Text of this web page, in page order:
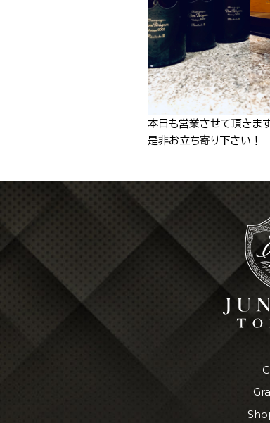
本日も営業させて頂きま
是非お立ち寄り下さい！